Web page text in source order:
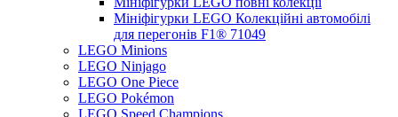
Мініфігурки LEGO Колекційні автомобілі
для перегонів F1® 71049
LEGO Minions
LEGO Ninjago
LEGO One Piece
LEGO Pokémon
LEGO Speed Champions